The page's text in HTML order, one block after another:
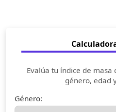
Evalúa tu índice de
género, edad
Género: